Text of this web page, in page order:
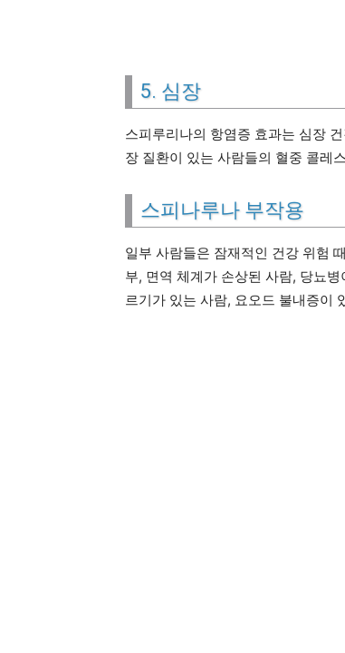
5. 심장
스피루리나의 항염증 효과는 심장
장 질환이 있는 사람들의 혈중 콜레
스피나루나 부작용
일부 사람들은 잠재적인 건강 위험
부, 면역 체계가 손상된 사람, 당뇨
르기가 있는 사람, 요오드 불내증이